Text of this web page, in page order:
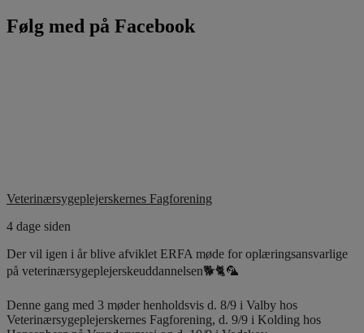
Følg med på Facebook
Veterinærsygeplejerskernes Fagforening
4 dage siden
Der vil igen i år blive afviklet ERFA møde for oplæringsansvarlige
på veterinærsygeplejerskeuddannelsen🐕🐈🦜
Denne gang med 3 møder henholdsvis d. 8/9 i Valby hos
Veterinærsygeplejerskernes Fagforening, d. 9/9 i Kolding hos